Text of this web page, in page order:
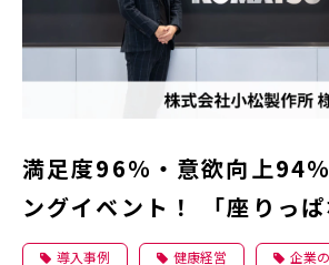
満足度96％・意欲向上94
ングイベント！ 「座りっ
に運動のきっかけを。
導入事例 健康経営 企業